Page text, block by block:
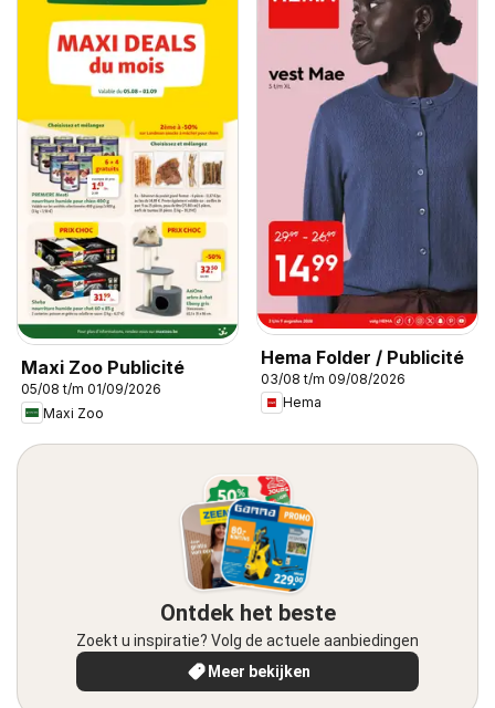
Maxi Zoo Publicité
05/08 t/m 01/09/2026
Maxi Zoo
Hema Folder / Publicité
03/08 t/m 09/08/2026
Hema
Ontdek het beste
Zoekt u inspiratie? Volg de actuele aanbiedingen
Meer bekijken